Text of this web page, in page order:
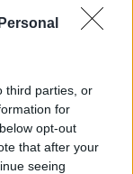
third parties, or
for
opt-out
that after your
seeing